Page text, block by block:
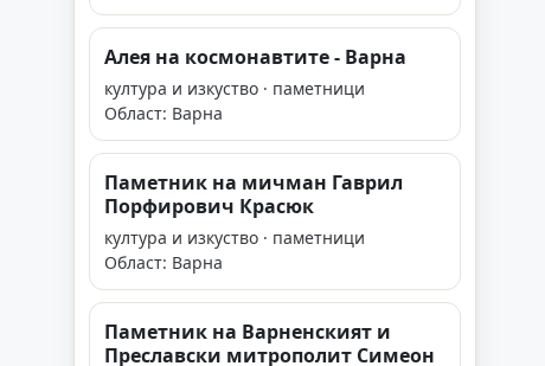
Алея на космонавтите - Варна
култура и изкуство · паметници
Област: Варна
Паметник на мичман Гаврил
Порфирович Красюк
култура и изкуство · паметници
Област: Варна
Паметник на Варненският и
Преславски митрополит Симеон